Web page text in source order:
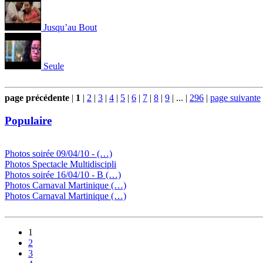
Jusqu’au Bout
Seule
page précédente | 1 | 2 | 3 | 4 | 5 | 6 | 7 | 8 | 9 | ... | 296 | page suivante
Populaire
Photos soirée 09/04/10 - (…)
Photos Spectacle Multidiscipli
Photos soirée 16/04/10 - B (…)
Photos Carnaval Martinique (…)
Photos Carnaval Martinique (…)
1
2
3